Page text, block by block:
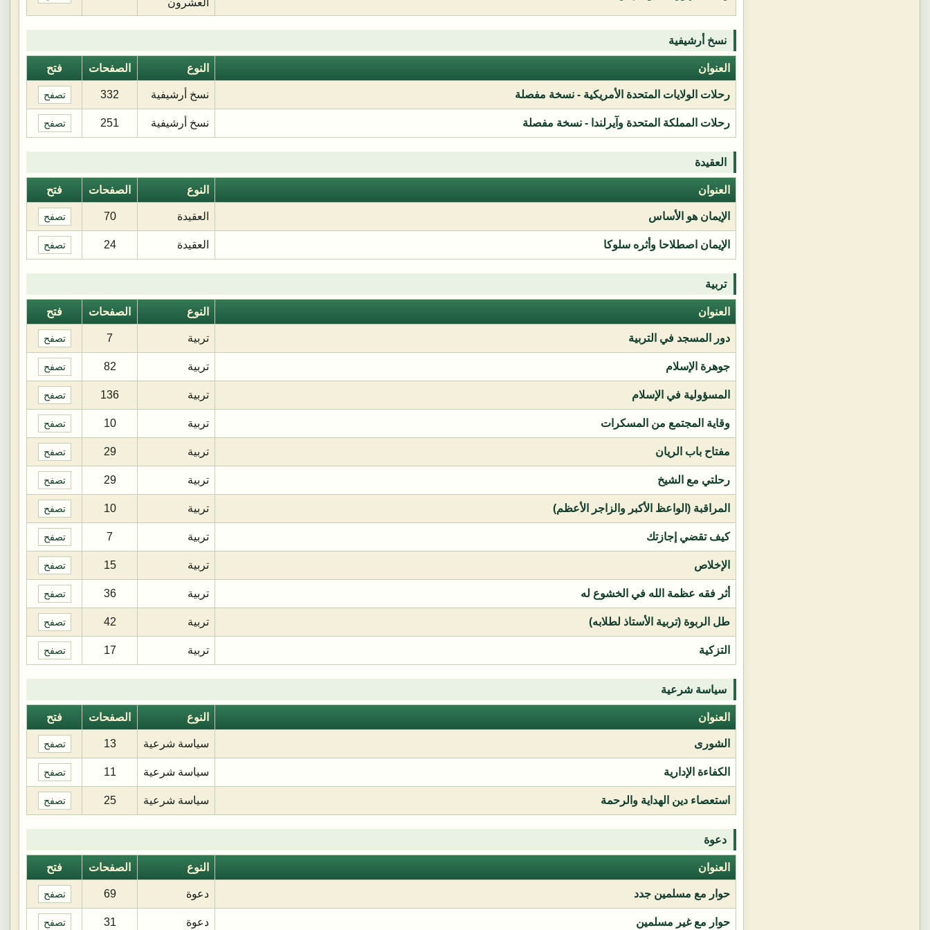
نسخ أرشيفية
العنوان النوع الصفحات فتح
رحلات الولايات المتحدة الأمريكية - نسخة مفصلة نسخ أرشيفية 332 تصفح
رحلات المملكة المتحدة وآيرلندا - نسخة مفصلة نسخ أرشيفية 251 تصفح
العقيدة
العنوان النوع الصفحات فتح
الإيمان هو الأساس العقيدة 70 تصفح
الإيمان اصطلاحا وأثره سلوكا العقيدة 24 تصفح
تربية
العنوان النوع الصفحات فتح
دور المسجد في التربية تربية 7 تصفح
جوهرة الإسلام تربية 82 تصفح
المسؤولية في الإسلام تربية 136 تصفح
وقاية المجتمع من المسكرات تربية 10 تصفح
مفتاح باب الريان تربية 29 تصفح
رحلتي مع الشيخ تربية 29 تصفح
المراقبة (الواعظ الأكبر والزاجر الأعظم) تربية 10 تصفح
كيف تقضي إجازتك تربية 7 تصفح
الإخلاص تربية 15 تصفح
أثر فقه عظمة الله في الخشوع له تربية 36 تصفح
طل الربوة (تربية الأستاذ لطلابه) تربية 42 تصفح
التزكية تربية 17 تصفح
سياسة شرعية
العنوان النوع الصفحات فتح
الشورى سياسة شرعية 13 تصفح
الكفاءة الإدارية سياسة شرعية 11 تصفح
استعصاء دين الهداية والرحمة سياسة شرعية 25 تصفح
دعوة
العنوان النوع الصفحات فتح
حوار مع مسلمين جدد دعوة 69 تصفح
حوار مع غير مسلمين دعوة 31 تصفح